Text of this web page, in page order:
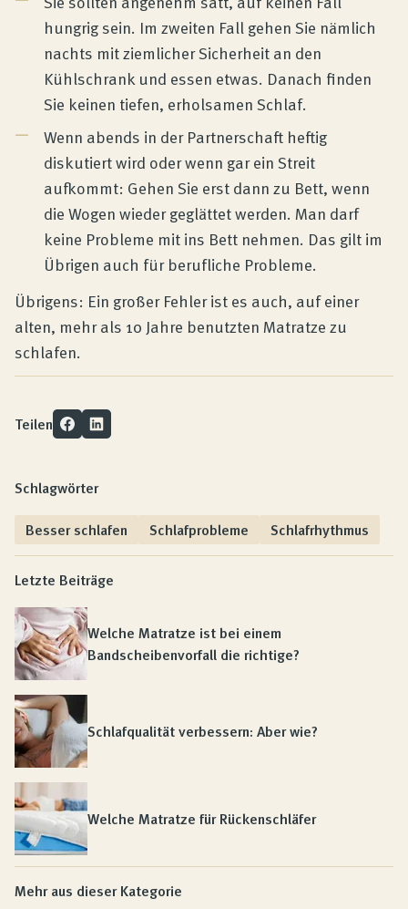
hungrig sein. Im zweiten Fall gehen Sie nämlich
nachts mit ziemlicher Sicherheit an den
Kühlschrank und essen etwas. Danach finden
Sie keinen tiefen, erholsamen Schlaf.
Wenn abends in der Partnerschaft heftig
diskutiert wird oder wenn gar ein Streit
aufkommt: Gehen Sie erst dann zu Bett, wenn
die Wogen wieder geglättet werden. Man darf
keine Probleme mit ins Bett nehmen. Das gilt im
Übrigen auch für berufliche Probleme.
Übrigens: Ein großer Fehler ist es auch, auf einer
alten, mehr als 10 Jahre benutzten Matratze zu
schlafen.
Teilen
Schlagwörter
Besser schlafen
Schlafprobleme Schlafrhythmus
Letzte Beiträge
Welche Matratze ist bei einem
Bandscheibenvorfall die richtige?
Schlafqualität verbessern: Aber wie?
Welche Matratze für Rückenschläfer
Mehr aus dieser Kategorie